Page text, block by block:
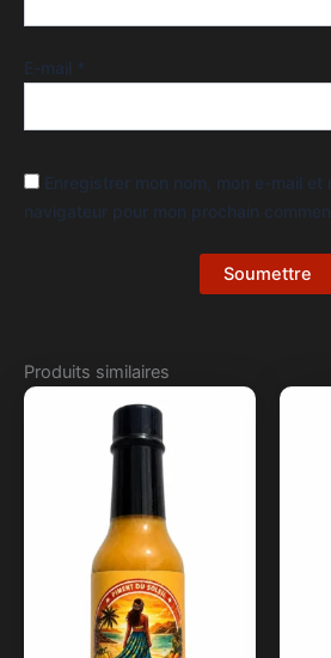
E-mail *
Enregistrer mon nom, mon e-mail et
navigateur pour mon prochain
Produits similaires